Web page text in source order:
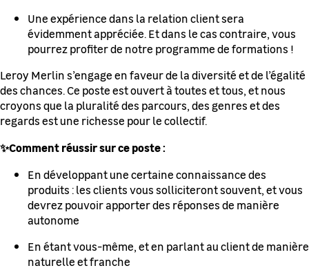
Une expérience dans la relation client sera
évidemment appréciée. Et dans le cas contraire, vous
pourrez profiter de notre programme de formations !
Leroy Merlin s’engage en faveur de la diversité et de l’égalité
des chances. Ce poste est ouvert à toutes et tous, et nous
croyons que la pluralité des parcours, des genres et des
regards est une richesse pour le collectif.
✨Comment réussir sur ce poste :
En développant une certaine connaissance des
produits : les clients vous solliciteront souvent, et vous
devrez pouvoir apporter des réponses de manière
autonome
En étant vous-même, et en parlant au client de manière
naturelle et franche